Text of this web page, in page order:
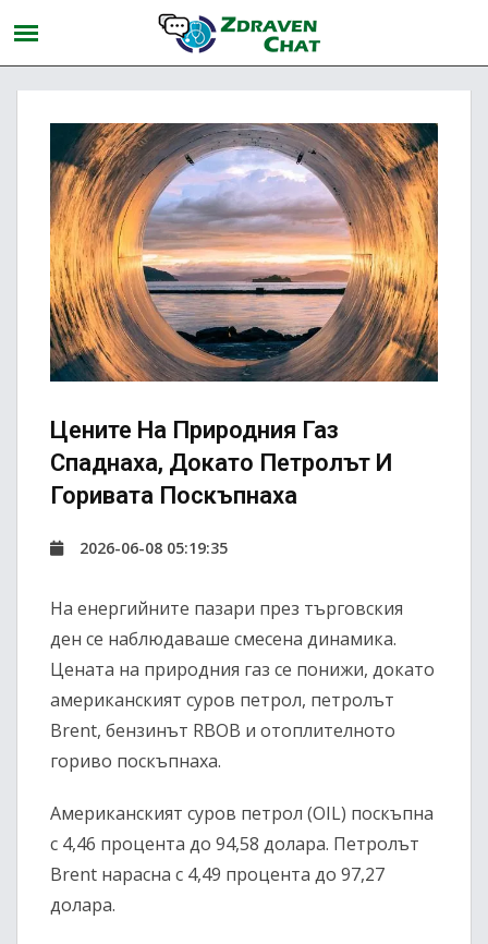
Цените На Природния Газ
Спаднаха, Докато Петролът И
Горивата Поскъпнаха
2026-06-08 05:19:35
На енергийните пазари през търговския
ден се наблюдаваше смесена динамика.
Цената на природния газ се понижи, докато
американският суров петрол, петролът
Brent, бензинът RBOB и отоплителното
гориво поскъпнаха.
Американският суров петрол (OIL) поскъпна
с 4,46 процента до 94,58 долара. Петролът
Brent нарасна с 4,49 процента до 97,27
долара.